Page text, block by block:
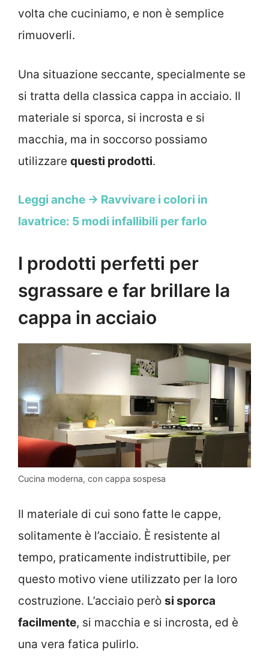
volta che cuciniamo, e non è semplice
rimuoverli.
Una situazione seccante, specialmente se
si tratta della classica cappa in acciaio. Il
materiale si sporca, si incrosta e si
macchia, ma in soccorso possiamo
utilizzare questi prodotti.
Leggi anche → Ravvivare i colori in
lavatrice: 5 modi infallibili per farlo
I prodotti perfetti per
sgrassare e far brillare la
cappa in acciaio
Cucina moderna, con cappa sospesa
Il materiale di cui sono fatte le cappe,
solitamente è l’acciaio. È resistente al
tempo, praticamente indistruttibile, per
questo motivo viene utilizzato per la loro
costruzione. L’acciaio però si sporca
facilmente, si macchia e si incrosta, ed è
una vera fatica pulirlo.